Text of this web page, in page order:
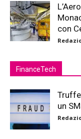
con
FinanceTech
un